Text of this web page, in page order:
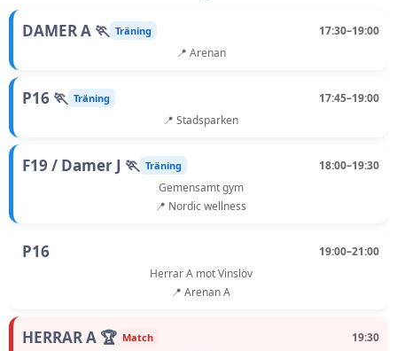
DAMER A 🏃 Träning
17:30–19:00
📍 Arenan
P16 🏃 Träning
17:45–19:00
📍 Stadsparken
F19 / Damer J 🏃 Träning
18:00–19:30
Gemensamt gym
📍 Nordic wellness
P16
19:00–21:00
Herrar A mot Vinslöv
📍 Arenan A
HERRAR A 🏆 Match
19:30